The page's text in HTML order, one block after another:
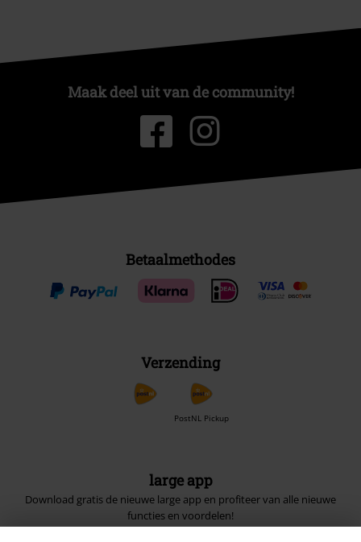
Maak deel uit van de community!
Betaalmethodes
Verzending
PostNL Pickup
large app
Download gratis de nieuwe large app en profiteer van alle nieuwe
functies en voordelen!